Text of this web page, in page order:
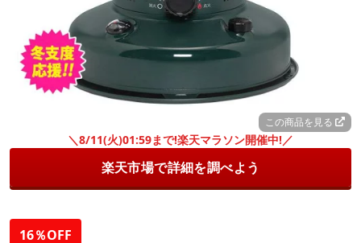
この商品を見る
＼8/11(火)01:59まで!楽天マラソン開催中!／
楽天市場で詳細を調べよう
16％OFF